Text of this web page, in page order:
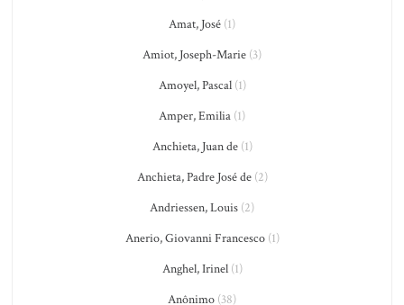
Amat, José (1)
Amiot, Joseph-Marie (3)
Amoyel, Pascal(1)
Amper, Emilia (1)
Anchieta, Juan de(1)
Anchieta, Padre José de(2)
Andriessen, Louis (2)
Anerio, Giovanni Francesco(1)
Anghel, Irinel(1)
Anônimo (38)